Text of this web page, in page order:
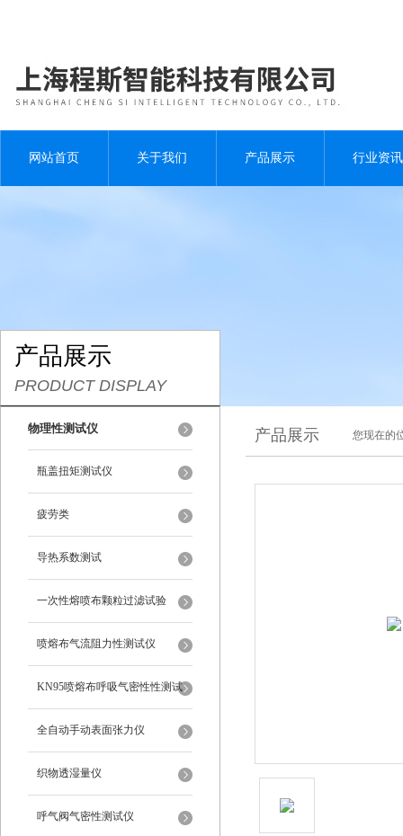
网站首页 关于我们 产品展示 行业资讯
产品展示
PRODUCT DISPLAY
物理性测试仪
瓶盖扭矩测试仪
疲劳类
导热系数测试
一次性熔喷布颗粒过滤试验
喷熔布气流阻力性测试仪
KN95喷熔布呼吸气密性性测试
仪
全自动手动表面张力仪
织物透湿量仪
呼气阀气密性测试仪
产品展示 您现在的